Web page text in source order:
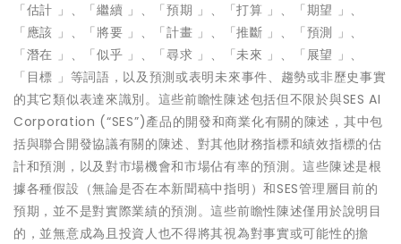
「估計 」、「繼續 」、「預期 」、「打算 」、「期望 」、
「應該 」、「將要 」、「計畫 」、「推斷 」、「預測 」、
「潛在 」、「似乎 」、「尋求 」、「未來 」、「展望 」、
「目標 」等詞語，以及預測或表明未來事件、趨勢或非歷史事實
的其它類似表達來識別。這些前瞻性陳述包括但不限於與SES AI
Corporation (“SES”)產品的開發和商業化有關的陳述，其中包
括與聯合開發協議有關的陳述、對其他財務指標和績效指標的估
計和預測，以及對市場機會和市場佔有率的預測。這些陳述是根
據各種假設（無論是否在本新聞稿中指明）和SES管理層目前的
預期，並不是對實際業績的預測。這些前瞻性陳述僅用於說明目
的，並無意成為且投資人也不得將其視為對事實或可能性的擔